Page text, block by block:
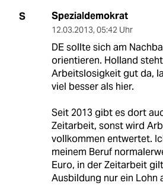
S Spezialdemokrat
12.03.2013, 05:42 Uhr
DE sollte sich am
orientieren. Holland
Arbeitslosigkeit gut da,
viel besser als hier.
Seit 2013 gibt es dort
Zeitarbeit, sonst wird
vollkommen entwertet.
meinem Beruf
Euro, in der Zeitarbeit
Ausbildung nur ein Lohn